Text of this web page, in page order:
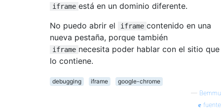
iframe está en un dominio diferente.
No puedo abrir el
iframe contenido en una
nueva pestaña, porque también
iframe necesita poder hablar con el sitio que
lo contiene.
debugging iframe
google-chrome
— Bemmu
fuente